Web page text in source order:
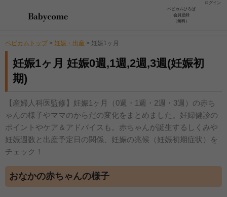
ログイン
ベビカムひろば
会員登録
（無料）
ベビカムトップ > 妊娠・出産 > 妊娠1ヶ月
妊娠1ヶ月 妊娠0週,1週,2週,3週(妊娠初
期)
【産婦人科医監修】妊娠1ヶ月（0週・1週・2週・3週）の赤ち
ゃんの様子やママのからだの変化をまとめました。妊婦健診の
ポイントやケア＆アドバイスも。赤ちゃんが誕生するしくみや
妊娠週数と出産予定日の関係、妊娠の兆候（妊娠初期症状）を
チェック！
おなかの赤ちゃんの様子